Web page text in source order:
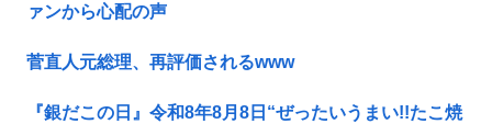
ァンから心配の声
菅直人元総理、再評価されるwww
『銀だこの日』令和8年8月8日“ぜったいうまい!!たこ焼